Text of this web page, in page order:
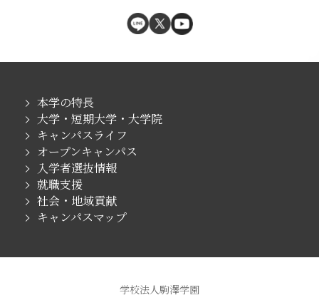
本学の特長
大学・短期大学・大学院
キャンパスライフ
オープンキャンパス
入学者選抜情報
就職支援
社会・地域貢献
キャンパスマップ
学校法人駒澤学園